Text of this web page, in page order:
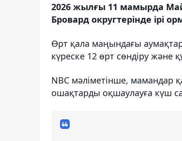
2026 жылғы 11 мамырда
Бровард округтерінде ірі
Өрт қала маңындағы
күреске 12 өрт сөндіру
NBC мәліметінше, мамандар
ошақтарды оқшаулауға күш